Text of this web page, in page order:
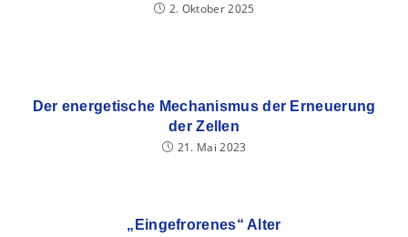
2. Oktober 2025
Der energetische Mechanismus der Erneuerung
der Zellen
21. Mai 2023
„Eingefrorenes“ Alter